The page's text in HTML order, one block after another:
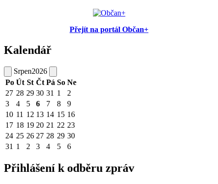
Přejít na portál Občan+
Kalendář
Srpen2026
Po Út St Čt Pá So Ne
27 28 29 30 31 1
2
3
4 5 6 7 8
9
10 11 12 13 14 15 16
17 18 19 20 21 22 23
24 25 26 27 28 29 30
31 1 2 3 4 5 6
Přihlášení k odběru zpráv